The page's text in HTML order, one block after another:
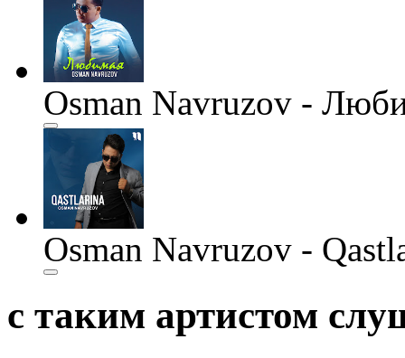
Osman Navruzov -
Osman Navruzov -
с таким артистом